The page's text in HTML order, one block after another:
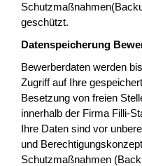
geschützt.
Datenspeicherung
Bewerberdaten werden
Zugriff auf Ihre
Besetzung von freien
innerhalb der Firma Filli-
Ihre Daten sind vor
und
Schutzmaßnahmen